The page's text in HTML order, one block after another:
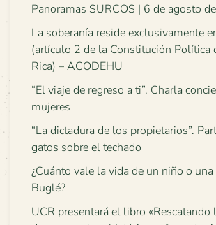
Panoramas SURCOS | 6 de agosto
La soberanía reside exclusivamente
(artículo 2 de la Constitución Política
Rica) – ACODEHU
“El viaje de regreso a ti”. Charla
mujeres
“La dictadura de los propietarios”.
gatos sobre el techado
¿Cuánto vale la vida de un niño o
Buglé?
UCR presentará el libro «Rescatando